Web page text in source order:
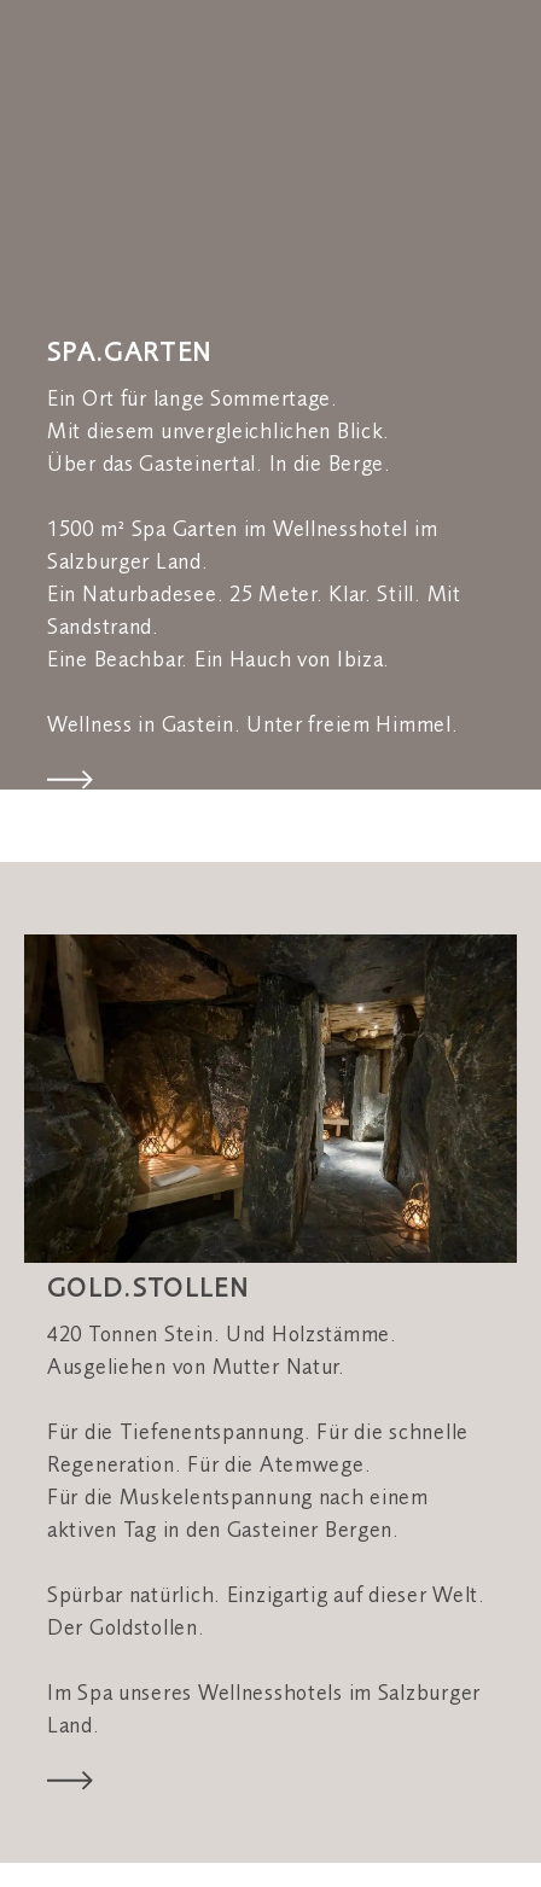
SPA.GARTEN
Ein Ort für lange Sommertage.
Mit diesem unvergleichlichen Blick.
Über das Gasteinertal. In die Berge.
1500 m² Spa Garten im Wellnesshotel im
Salzburger Land.
Ein Naturbadesee. 25 Meter. Klar. Still. Mit
Sandstrand.
Eine Beachbar. Ein Hauch von Ibiza.
Wellness in Gastein. Unter freiem Himmel.
GOLD.STOLLEN
420 Tonnen Stein. Und Holzstämme.
Ausgeliehen von Mutter Natur.
Für die Tiefenentspannung. Für die schnelle
Regeneration. Für die Atemwege.
Für die Muskelentspannung nach einem
aktiven Tag in den Gasteiner Bergen.
Spürbar natürlich. Einzigartig auf dieser Welt.
Der Goldstollen.
Im Spa unseres Wellnesshotels im Salzburger
Land.